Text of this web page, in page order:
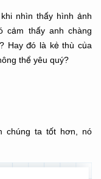
nhìn thấy hình ảnh
cảm thấy anh chàng
Hay đó là kẻ thù của
thể yêu quý?
chúng ta tốt hơn, nó